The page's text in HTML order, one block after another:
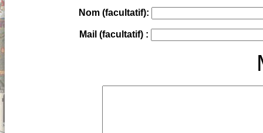
Nom (facultatif):
Mail (facultatif) :